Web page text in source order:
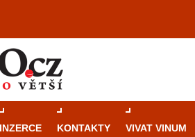
INZERCE KONTAKTY VIVAT VINUM